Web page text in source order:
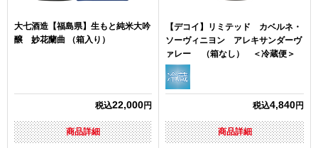
大七酒造【福島県】生もと純米大吟
醸 妙花蘭曲 （箱入り）
税込22,000円
商品詳細
【デコイ】リミテッド カベルネ・
ソーヴィニヨン アレキサンダーヴ
ァレー （箱なし） ＜冷蔵便＞
税込4,840円
商品詳細